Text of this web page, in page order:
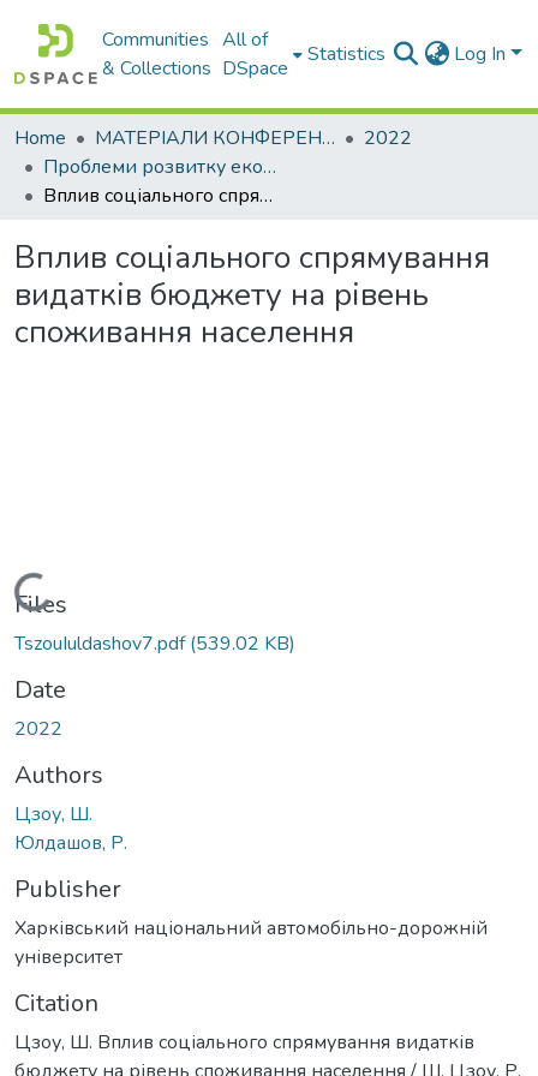
Communities
& Collections
All of
DSpace
Statistics Log In
Home МАТЕРІАЛИ КОНФЕРЕНЦІЙ
2022
Проблеми розвитку економіки підприємства: погляд молоді
Вплив соціального спрямування видатків бюджету на рівень споживання населення
Вплив соціального спрямування
видатків бюджету на рівень
споживання населення
Loading...
Files
TszouIuldashov7.pdf(539.02 KB)
Date
2022
Authors
Цзоу, Ш.
Юлдашов, Р.
Publisher
Харківський національний автомобільно-дорожній
університет
Citation
Цзоу, Ш. Вплив соціального спрямування видатків